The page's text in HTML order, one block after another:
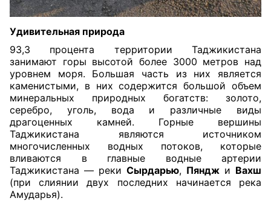
Удивительная природа
93,3 процента территории Таджикистана
занимают горы высотой более 3000 метров над
уровнем моря. Большая часть из них является
каменистыми, в них содержится большой объем
минеральных природных богатств: золото,
серебро, уголь, вода и различные виды
драгоценных камней. Горные вершины
Таджикистана являются источником
многочисленных водных потоков, которые
вливаются в главные водные артерии
Таджикистана — реки Сырдарью, Пяндж и Вахш
(при слиянии двух последних начинается река
Амударья).